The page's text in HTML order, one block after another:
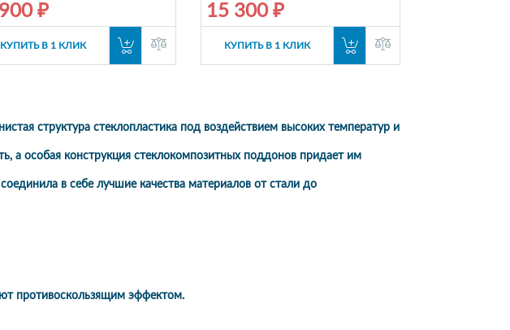
₽
КУПИТЬ В 1 КЛИК
15 300 ₽
КУПИТЬ В 1 КЛИК
структура стеклопластика под воздействием высоких температур и
а особая конструкция стеклокомпозитных поддонов придает им
в себе лучшие качества материалов от стали до
противоскользящим эффектом.